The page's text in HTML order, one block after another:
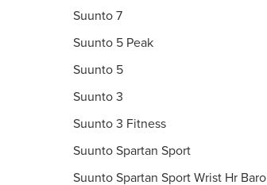
Suunto 7
Suunto 5 Peak
Suunto 5
Suunto 3
Suunto 3 Fitness
Suunto Spartan Sport
Suunto Spartan Sport Wrist Hr Baro